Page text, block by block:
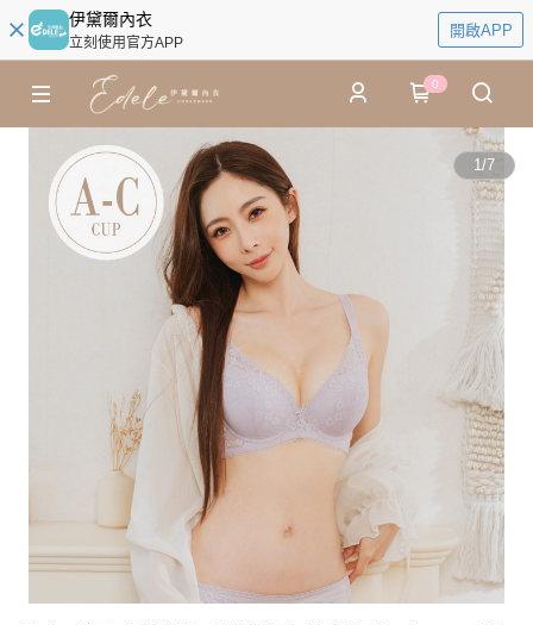
伊黛爾內衣
立刻使用官方APP
開啟APP
0
1/7